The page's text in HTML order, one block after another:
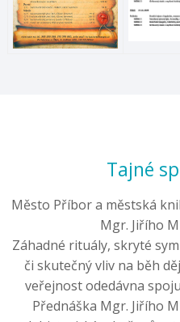
Tajné
Město Příbor a městská
Mgr. Jiřího
Záhadné rituály, skryté
či skutečný vliv na běh
veřejnost odedávna
Přednáška Mgr. Jiřího